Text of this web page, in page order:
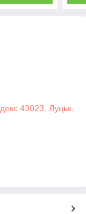
43023, Луцьк,